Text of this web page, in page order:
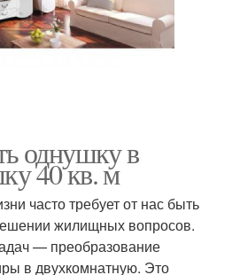
однушку в
40 кв. м
часто требует от нас быть
жилищных вопросов.
— преобразование
в двухкомнатную. Это